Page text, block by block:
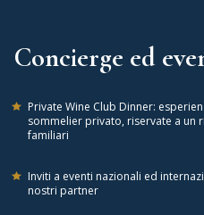
Concierge ed
Private Wine Club Dinner:
sommelier privato, riservate a un
familiari
Inviti a eventi nazionali ed
nostri partner